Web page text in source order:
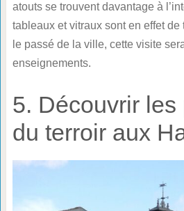
atouts se trouvent davantage à
tableaux et vitraux sont en effet
le passé de la ville, cette visite
enseignements.
5. Découvrir les
du terroir aux